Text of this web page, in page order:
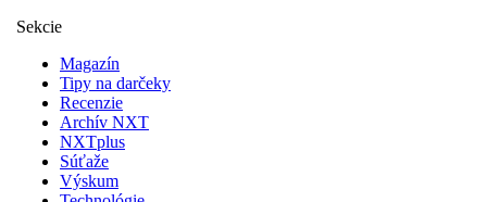
Sekcie
Magazín
Tipy na darčeky
Recenzie
Archív NXT
NXTplus
Súťaže
Výskum